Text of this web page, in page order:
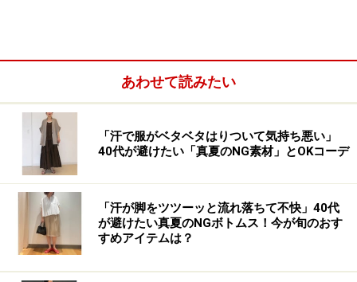
T127012 ドレス \735,000（税込） 素材シルク／
VALENTINO（ヴァレンティノ）／ヴァレンティノ イン
フォメーションデスク
ドレスはソフトファブリックで、軽やかで流れるように
美しいシルエット。従来のサファリドレスに新たな解釈
が加えられています。ウエストを絞るビッグサイズのリ
ボンや、裾からのぞく透け感のある素材など、軽やかで
リラックス、エレガントですがフレッシュで若々しくソ
フィスティケートされたドレスとなっています。（肩の
あわせて読みたい
「汗で服がベタベタはりついて気持ち悪い」
40代が避けたい「真夏のNG素材」とOKコーデ
「汗が脚をツツーッと流れ落ちて不快」40代
が避けたい真夏のNGボトムス！今が旬のおす
すめアイテムは？